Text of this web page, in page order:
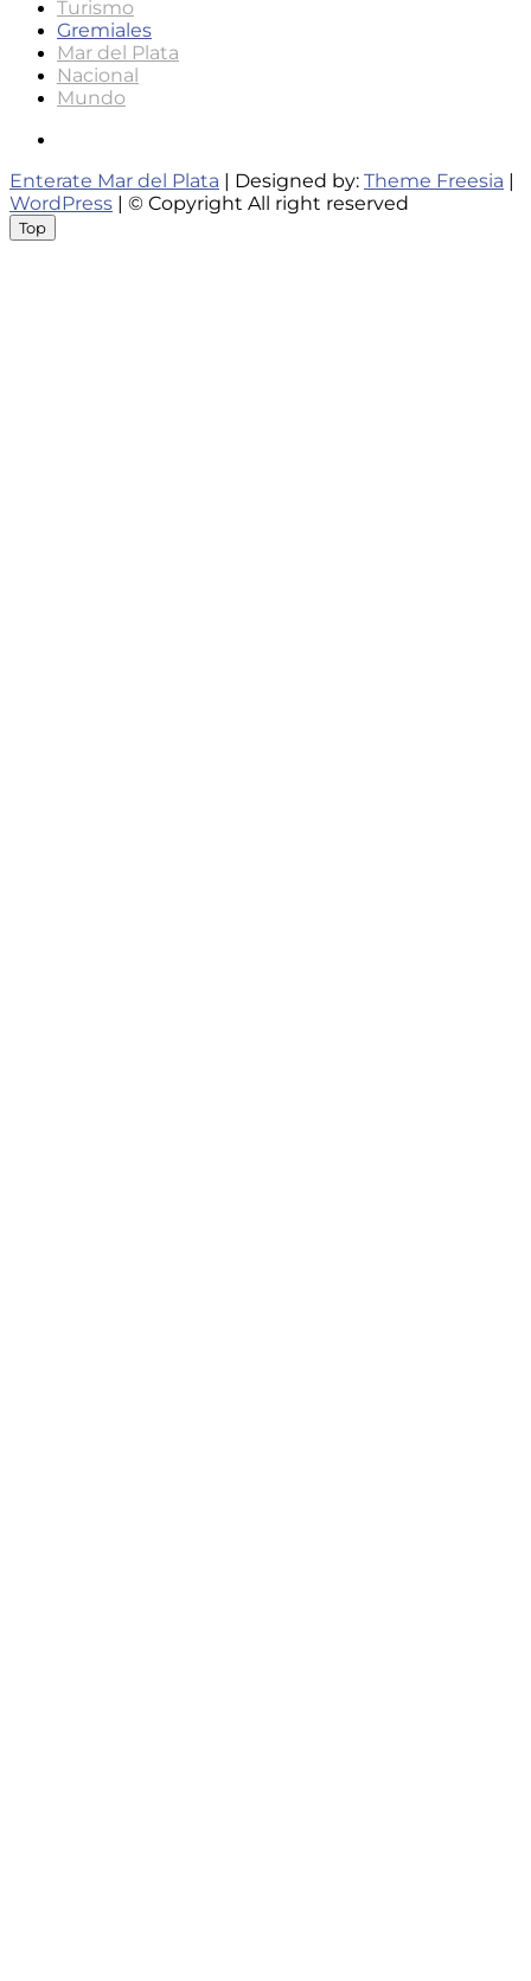
Turismo
Gremiales
Mar del Plata
Nacional
Mundo
Enterate Mar del Plata | Designed by: Theme Freesia |
WordPress | © Copyright All right reserved
Top